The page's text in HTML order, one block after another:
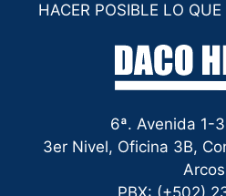
HACER POSIBLE LO
6ª. Avenida 1-
3er Nivel, Oficina 3B,
Arcos
PBX: (+502)